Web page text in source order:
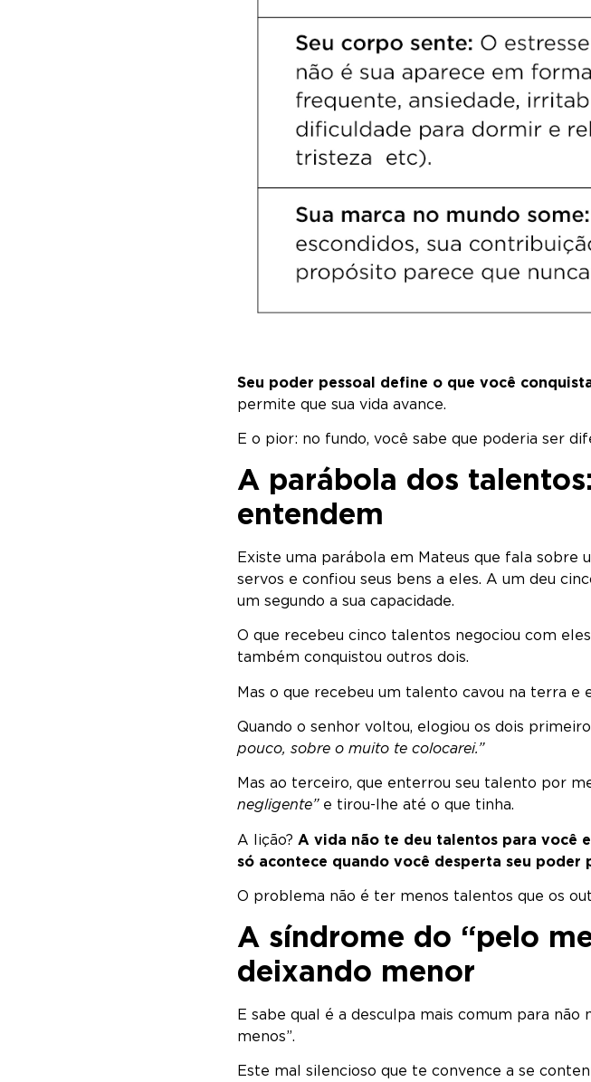
Seu poder pessoal define o que você
permite que sua vida avance.
E o pior: no fundo, você sabe que poderia ser
A parábola dos
entendem
Existe uma parábola em Mateus que fala sobre
servos e confiou seus bens a eles. A um deu
um segundo a sua capacidade.
O que recebeu cinco talentos negociou com
também conquistou outros dois.
Mas o que recebeu um talento cavou na terra e
Quando o senhor voltou, elogiou os dois
pouco, sobre o muito te colocarei.”
Mas ao terceiro, que enterrou seu talento por
negligente” e tirou-lhe até o que tinha.
A lição? A vida não te deu talentos para você
só acontece quando você desperta seu poder
O problema não é ter menos talentos que os
A síndrome do “pelo
deixando menor
E sabe qual é a desculpa mais comum para
menos”.
Este mal silencioso que te convence a se